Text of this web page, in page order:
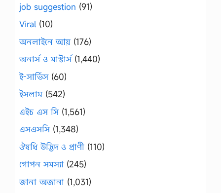
job suggestion (91)
Viral (10)
অনলাইনে আয় (176)
অনার্স ও মাস্টার্স(1,440)
ই-সার্ভিস(60)
ইসলাম(542)
এইচ এস সি(1,561)
এসএসসি(1,348)
ঔষধি উদ্ভিদ ও প্রাণী (110)
গোপন সমস্যা (245)
জানা অজানা (1,031)